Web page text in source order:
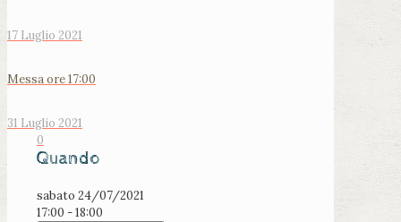
17 Luglio 2021
Messa ore 17:00
31 Luglio 2021
0
Quando
sabato 24/07/2021
17:00 - 18:00